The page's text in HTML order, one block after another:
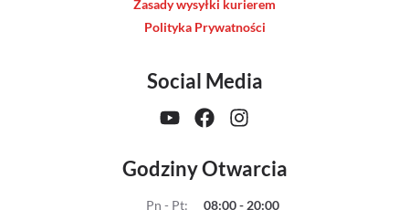
Zasady wysyłki kurierem
Polityka Prywatności
Social Media
Godziny Otwarcia
Pn - Pt: 08:00 - 20:00